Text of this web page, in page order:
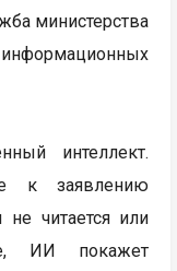
министерства
интеллект.
к заявлению
читается или
ИИ покажет